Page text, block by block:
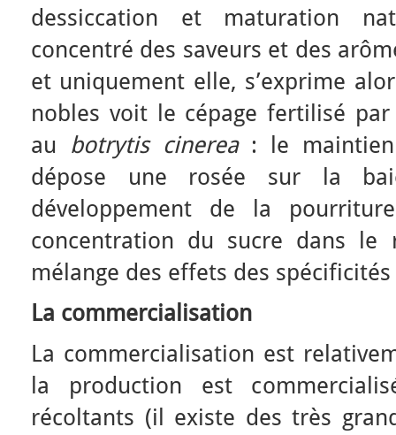
dessiccation et maturation
concentré des saveurs et des
et uniquement elle, s’exprime
nobles voit le cépage fertilisé
au botrytis cinerea: le maintien
dépose une rosée sur la
développement de la
concentration du sucre dans
mélange des effets des
La commercialisation
La commercialisation est
la production est
récoltants (il existe des très